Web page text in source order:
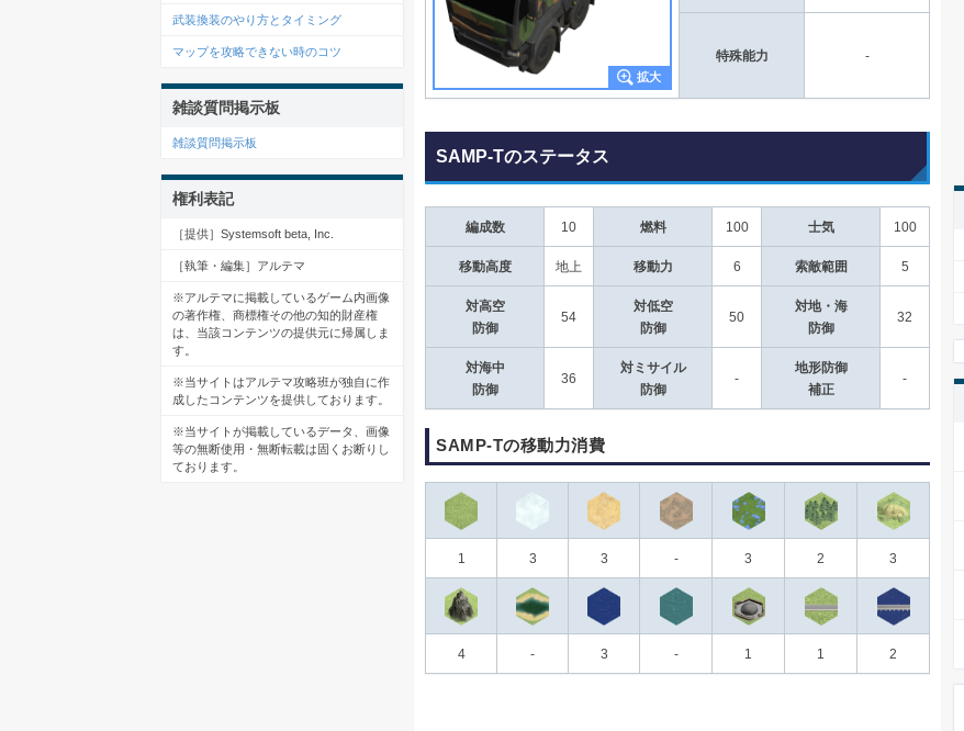
特殊能力 -
SAMP-Tのステータス
編成数 10 燃料 100 士気 100
移動高度 地上 移動力 6 索敵範囲 5
対高空
防御
54
対低空
防御
50
対地・海
防御
32
対海中
防御
36
対ミサイル
防御
-
地形防御
補正
-
SAMP-Tの移動力消費
1 3 3 - 3 2 3
4 - 3 - 1 1 2
武装換装のやり方とタイミング
マップを攻略できない時のコツ
雑談質問掲示板
雑談質問掲示板
権利表記
［提供］Systemsoft beta, Inc.
［執筆・編集］アルテマ
※アルテマに掲載しているゲーム内画像
の著作権、商標権その他の知的財産権
は、当該コンテンツの提供元に帰属しま
す。
※当サイトはアルテマ攻略班が独自に作
成したコンテンツを提供しております。
※当サイトが掲載しているデータ、画像
等の無断使用・無断転載は固くお断りし
ております。